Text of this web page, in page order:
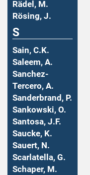
Rädel, M.
Rösing, J.
S
Sain, C.K.
Saleem, A.
Sanchez-
Tercero, A.
Sanderbrand, P.
Sankowski, O.
Santosa, J.F.
Saucke, K.
Sauert, N.
Scarlatella, G.
Schaper, M.